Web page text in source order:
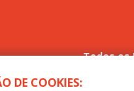
DE COOKIES:
Todos os